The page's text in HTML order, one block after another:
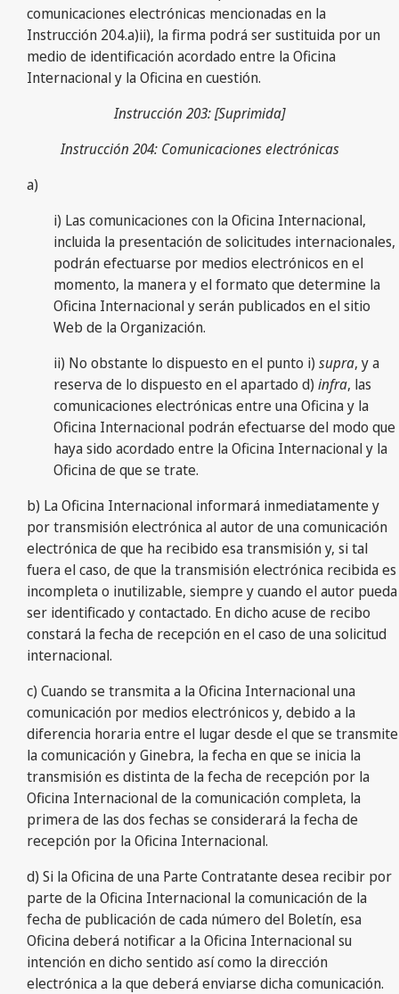
comunicaciones electrónicas mencionadas en la
Instrucción 204.a)ii), la firma podrá ser sustituida por un
medio de identificación acordado entre la Oficina
Internacional y la Oficina en cuestión.
Instrucción 203: [Suprimida]
Instrucción 204: Comunicaciones electrónicas
a)
i) Las comunicaciones con la Oficina Internacional,
incluida la presentación de solicitudes internacionales,
podrán efectuarse por medios electrónicos en el
momento, la manera y el formato que determine la
Oficina Internacional y serán publicados en el sitio
Web de la Organización.
ii) No obstante lo dispuesto en el punto i) supra, y a
reserva de lo dispuesto en el apartado d) infra, las
comunicaciones electrónicas entre una Oficina y la
Oficina Internacional podrán efectuarse del modo que
haya sido acordado entre la Oficina Internacional y la
Oficina de que se trate.
b) La Oficina Internacional informará inmediatamente y
por transmisión electrónica al autor de una comunicación
electrónica de que ha recibido esa transmisión y, si tal
fuera el caso, de que la transmisión electrónica recibida es
incompleta o inutilizable, siempre y cuando el autor pueda
ser identificado y contactado. En dicho acuse de recibo
constará la fecha de recepción en el caso de una solicitud
internacional.
c) Cuando se transmita a la Oficina Internacional una
comunicación por medios electrónicos y, debido a la
diferencia horaria entre el lugar desde el que se transmite
la comunicación y Ginebra, la fecha en que se inicia la
transmisión es distinta de la fecha de recepción por la
Oficina Internacional de la comunicación completa, la
primera de las dos fechas se considerará la fecha de
recepción por la Oficina Internacional.
d) Si la Oficina de una Parte Contratante desea recibir por
parte de la Oficina Internacional la comunicación de la
fecha de publicación de cada número del Boletín, esa
Oficina deberá notificar a la Oficina Internacional su
intención en dicho sentido así como la dirección
electrónica a la que deberá enviarse dicha comunicación.